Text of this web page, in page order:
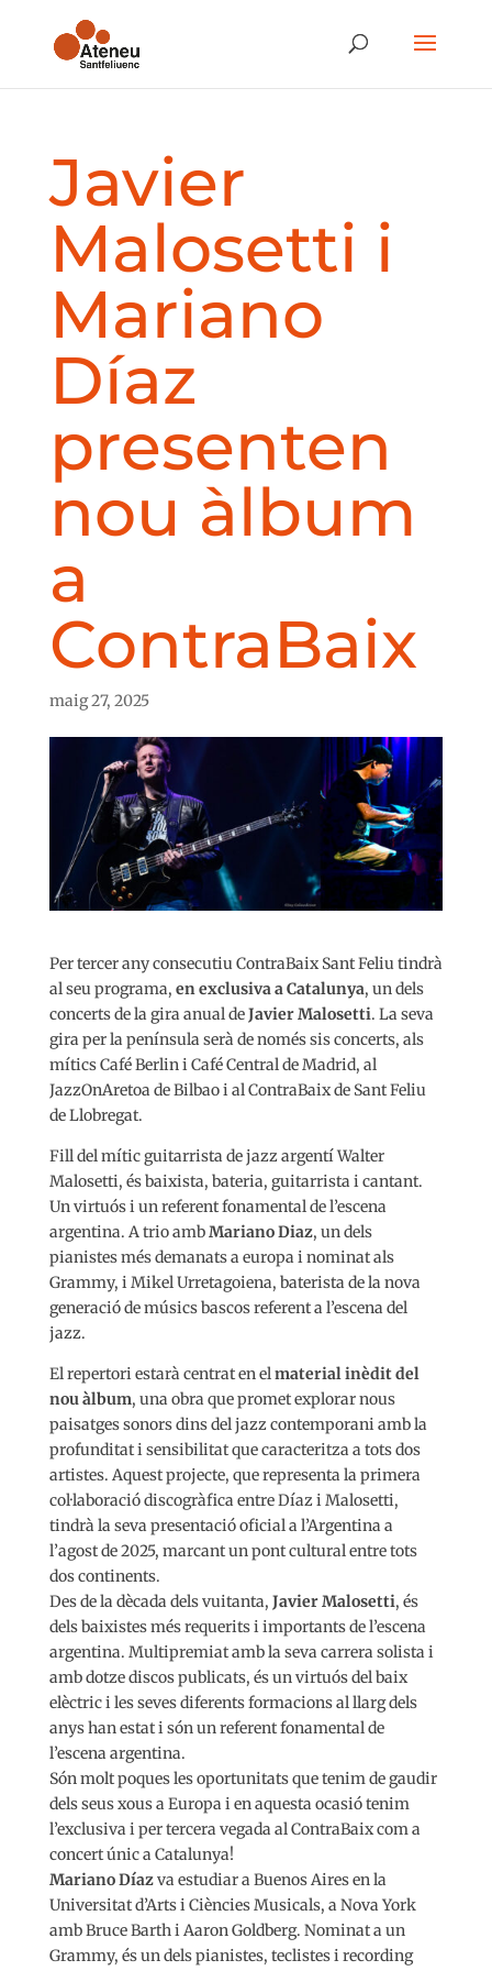
Javier
Malosetti i
Mariano
Díaz
presenten
nou àlbum
a
ContraBaix
maig 27, 2025
Per tercer any consecutiu ContraBaix Sant Feliu tindrà
al seu programa, en exclusiva a Catalunya, un dels
concerts de la gira anual deJavier Malosetti. La seva
gira per la península serà de només sis concerts, als
mítics Café Berlin i Café Central de Madrid, al
JazzOnAretoa de Bilbao i al ContraBaix de Sant Feliu
de Llobregat.
Fill del mític guitarrista de jazz argentí Walter
Malosetti, és baixista, bateria, guitarrista i cantant.
Un virtuós i un referent fonamental de l’escena
argentina. A trio amb Mariano Diaz, un dels
pianistes més demanats a europa i nominat als
Grammy, i Mikel Urretagoiena, baterista de la nova
generació de músics bascos referent a l’escena del
jazz.
El repertori estarà centrat en el material inèdit del
nou àlbum, una obra que promet explorar nous
paisatges sonors dins del jazz contemporani amb la
profunditat i sensibilitat que caracteritza a tots dos
artistes. Aquest projecte, que representa la primera
col·laboració discogràfica entre Díaz i Malosetti,
tindrà la seva presentació oficial a l’Argentina a
l’agost de 2025, marcant un pont cultural entre tots
dos continents.
Des de la dècada dels vuitanta, Javier Malosetti, és
dels baixistes més requerits i importants de l’escena
argentina. Multipremiat amb la seva carrera solista i
amb dotze discos publicats, és un virtuós del baix
elèctric i les seves diferents formacions al llarg dels
anys han estat i són un referent fonamental de
l’escena argentina.
Són molt poques les oportunitats que tenim de gaudir
dels seus xous a Europa i en aquesta ocasió tenim
l’exclusiva i per tercera vegada al ContraBaix com a
concert únic a Catalunya!
Mariano Díazva estudiar a Buenos Aires en la
Universitat d’Arts i Ciències Musicals, a Nova York
amb Bruce Barth i Aaron Goldberg. Nominat a un
Grammy, és un dels pianistes, teclistes i recording